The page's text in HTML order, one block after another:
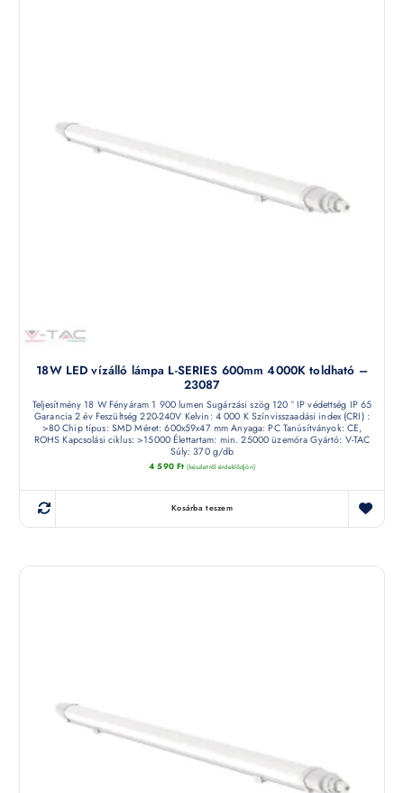
18W LED vízálló lámpa L-SERIES 600mm 4000K toldható –
23087
Teljesítmény 18 W Fényáram 1 900 lumen Sugárzási szög 120 ° IP védettség IP 65
Garancia 2 év Feszültség 220-240V Kelvin: 4 000 K Színvisszaadási index (CRI) :
>80 Chip típus: SMD Méret: 600x59x47 mm Anyaga: PC Tanúsítványok: CE,
ROHS Kapcsolási ciklus: >15000 Élettartam: min. 25000 üzemóra Gyártó: V-TAC
Súly: 370 g/db
4 590 Ft (készletről érdeklődjön)
Kosárba teszem